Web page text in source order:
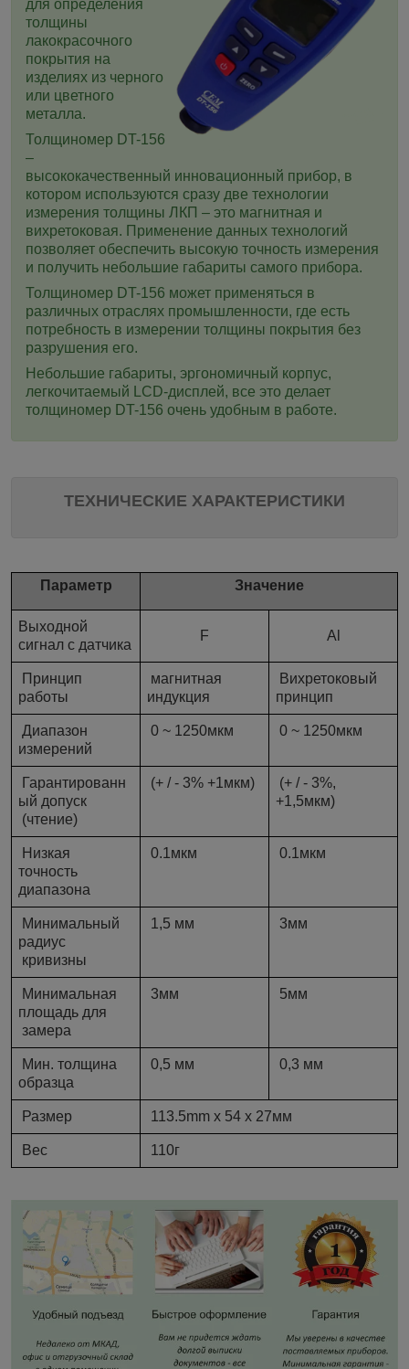
для определения
толщины
лакокрасочного
покрытия на
изделиях из черного
или цветного
металла.
Толщиномер DT-156
–
высококачественный инновационный прибор, в
котором используются сразу две технологии
измерения толщины ЛКП – это магнитная и
вихретоковая. Применение данных технологий
позволяет обеспечить высокую точность измерения
и получить небольшие габариты самого прибора.
Толщиномер DT-156 может применяться в
различных отраслях промышленности, где есть
потребность в измерении толщины покрытия без
разрушения его.
Небольшие габариты, эргономичный корпус,
легкочитаемый
LCD-дисплей, все это делает
толщиномер DT-156 очень удобным в работе.
ТЕХНИЧЕСКИЕ ХАРАКТЕРИСТИКИ
Параметр Значение
Выходной
сигнал с датчика
F Al
Принцип
работы
магнитная
индукция
Вихретоковый
принцип
Диапазон
измерений
0 ~ 1250мкм 0 ~ 1250мкм
Гарантированн
ый допуск
(чтение)
(+ / - 3% +1мкм)
(+ / - 3%,
+1,5мкм)
Низкая
точность
диапазона
0.1мкм 0.1мкм
Минимальный
радиус
кривизны
1,5 мм 3мм
Минимальная
площадь для
замера
3мм 5мм
Мин. толщина
образца
0,5 мм 0,3 мм
Размер 113.5mm х 54 х 27мм
Вес 110г